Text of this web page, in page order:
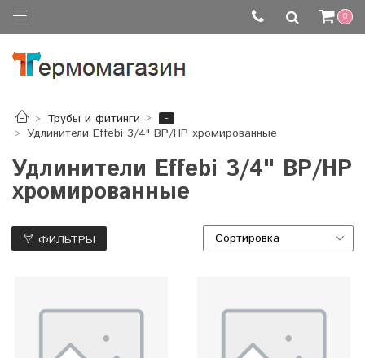
0
Трубы и фитинги
-
Удлинители Effebi 3/4" ВР/НР хромированные
Удлинители Effebi 3/4" ВР/НР
хромированные
ФИЛЬТРЫ